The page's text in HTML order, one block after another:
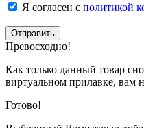
Я согласен с политикой
Отправить
Превосходно!
Как только данный товар
виртуальном прилавке, вам
Готово!